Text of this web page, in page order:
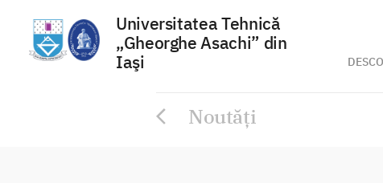
Universitatea Tehnică
„Gheorghe Asachi” din
Iaşi
Noutăți